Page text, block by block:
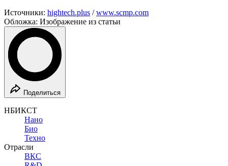
Источники: hightech.plus /www.scmp.com
Обложка: Изображение из статьи
Поделиться
НБИКСТ
Нано
Био
Техно
Отрасли
ВКС